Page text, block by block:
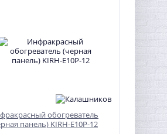
обогреватель
панель) KIRH-E10P-12